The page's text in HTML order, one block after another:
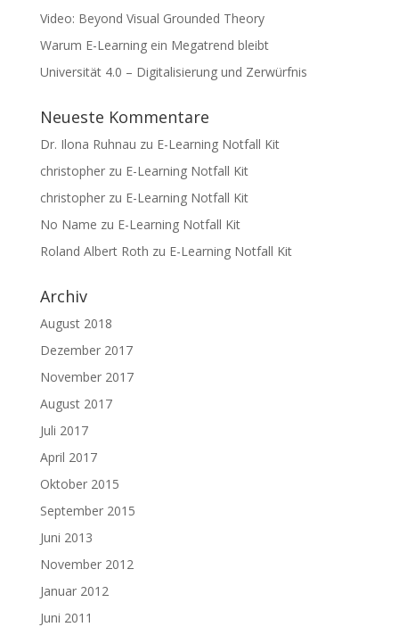
Video: Beyond Visual Grounded Theory
Warum E-Learning ein Megatrend bleibt
Universität 4.0 – Digitalisierung und Zerwürfnis
Neueste Kommentare
Dr. Ilona Ruhnau zu E-Learning Notfall Kit
christopherzu E-Learning Notfall Kit
christopherzu E-Learning Notfall Kit
No Name zu E-Learning Notfall Kit
Roland Albert Roth zu E-Learning Notfall Kit
Archiv
August 2018
Dezember 2017
November 2017
August 2017
Juli 2017
April 2017
Oktober 2015
September 2015
Juni 2013
November 2012
Januar 2012
Juni 2011